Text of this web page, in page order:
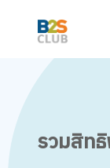
รวมสิท